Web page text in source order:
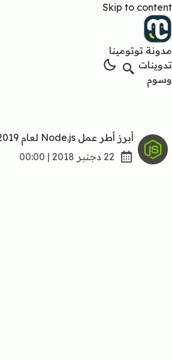
Skip to content
مدونة توتومينا
تدوينات
وسوم
أبرز أطر عمل Node.js لعام 2019
22 دجنبر 2018 | 00:00